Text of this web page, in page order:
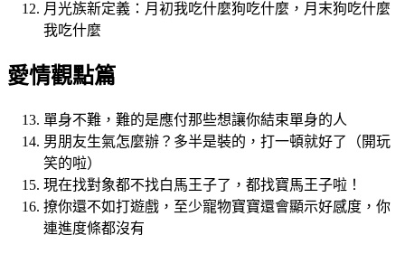
月光族新定義：月初我吃什麼狗吃什麼，月末狗吃什麼
我吃什麼
愛情觀點篇
單身不難，難的是應付那些想讓你結束單身的人
男朋友生氣怎麼辦？多半是裝的，打一頓就好了（開玩
笑的啦）
現在找對象都不找白馬王子了，都找寶馬王子啦！
撩你還不如打遊戲，至少寵物寶寶還會顯示好感度，你
連進度條都沒有